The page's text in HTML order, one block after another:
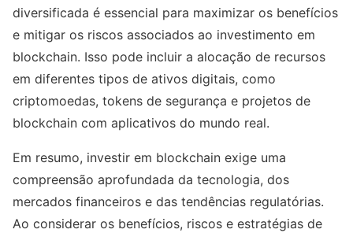
diversificada é essencial para maximizar os benefícios
e mitigar os riscos associados ao investimento em
blockchain. Isso pode incluir a alocação de recursos
em diferentes tipos de ativos digitais, como
criptomoedas, tokens de segurança e projetos de
blockchain com aplicativos do mundo real.
Em resumo, investir em blockchain exige uma
compreensão aprofundada da tecnologia, dos
mercados financeiros e das tendências regulatórias.
Ao considerar os benefícios, riscos e estratégias de